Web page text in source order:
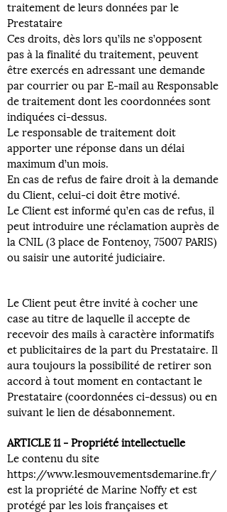
traitement de leurs données par le
Prestataire
Ces droits, dès lors qu’ils ne s’opposent
pas à la finalité du traitement, peuvent
être exercés en adressant une demande
par courrier ou par E-mail au Responsable
de traitement dont les coordonnées sont
indiquées ci-dessus.
Le responsable de traitement doit
apporter une réponse dans un délai
maximum d’un mois.
En cas de refus de faire droit à la demande
du Client, celui-ci doit être motivé.
Le Client est informé qu’en cas de refus, il
peut introduire une réclamation auprès de
la CNIL (3 place de Fontenoy, 75007 PARIS)
ou saisir une autorité judiciaire.
Le Client peut être invité à cocher une
case au titre de laquelle il accepte de
recevoir des mails à caractère informatifs
et publicitaires de la part du Prestataire. Il
aura toujours la possibilité de retirer son
accord à tout moment en contactant le
Prestataire (coordonnées ci-dessus) ou en
suivant le lien de désabonnement.
ARTICLE 11 - Propriété intellectuelle
Le contenu du site
https://www.lesmouvementsdemarine.fr/
est la propriété de Marine Noffy et est
protégé par les lois françaises et